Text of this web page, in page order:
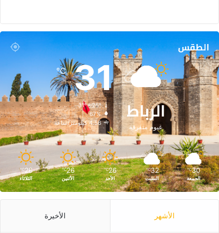
الطقس
الرباط
غيوم متفرقة
31
℃
31º - 26º
67%
4.56 كيلومتر/ساعة
30
℃
الجمعة
32
℃
السبت
26
℃
الأحد
26
℃
الأثنين
26
℃
الثلاثاء
الأشهر الأخيرة